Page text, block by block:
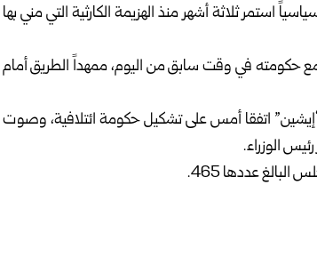
استمر ثلاثة أشهر منذ الهزيمة الكارثية التي مني بها
حكومته في وقت سابق من اليوم، ممهداً الطريق أمام
“إيشين” اتفقا أمس على تشكيل حكومة ائتلافية، وصوت
الوزراء.